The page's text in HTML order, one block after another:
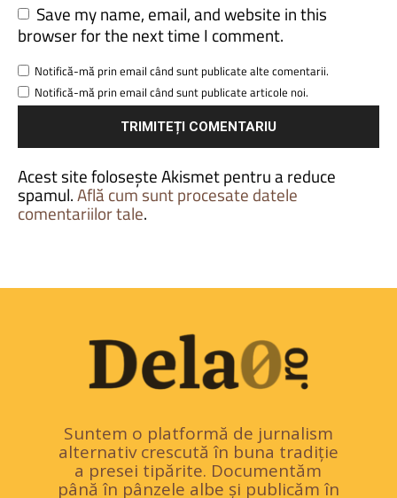
Save my name, email, and website in this
browser for the next time I comment.
Notifică-mă prin email când sunt publicate alte comentarii.
Notifică-mă prin email când sunt publicate articole noi.
Acest site folosește Akismet pentru a reduce
spamul.Află cum sunt procesate datele
comentariilor tale.
Suntem o platformă de jurnalism
alternativ crescută în buna tradiție
a presei tipărite. Documentăm
până în pânzele albe și publicăm în